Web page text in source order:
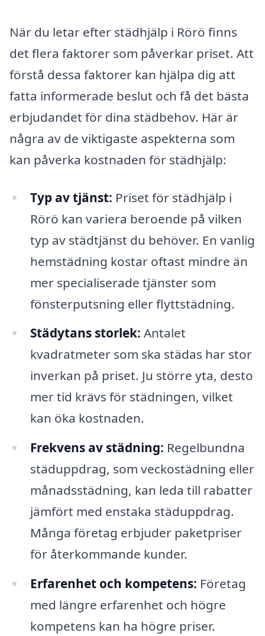
När du letar efter städhjälp i Rörö finns
det flera faktorer som påverkar priset. Att
förstå dessa faktorer kan hjälpa dig att
fatta informerade beslut och få det bästa
erbjudandet för dina städbehov. Här är
några av de viktigaste aspekterna som
kan påverka kostnaden för städhjälp:
Typ av tjänst: Priset för städhjälp i
Rörö kan variera beroende på vilken
typ av städtjänst du behöver. En vanlig
hemstädning kostar oftast mindre än
mer specialiserade tjänster som
fönsterputsning eller flyttstädning.
Städytans storlek: Antalet
kvadratmeter som ska städas har stor
inverkan på priset. Ju större yta, desto
mer tid krävs för städningen, vilket
kan öka kostnaden.
Frekvens av städning: Regelbundna
städuppdrag, som veckostädning eller
månadsstädning, kan leda till rabatter
jämfört med enstaka städuppdrag.
Många företag erbjuder paketpriser
för återkommande kunder.
Erfarenhet och kompetens: Företag
med längre erfarenhet och högre
kompetens kan ha högre priser.